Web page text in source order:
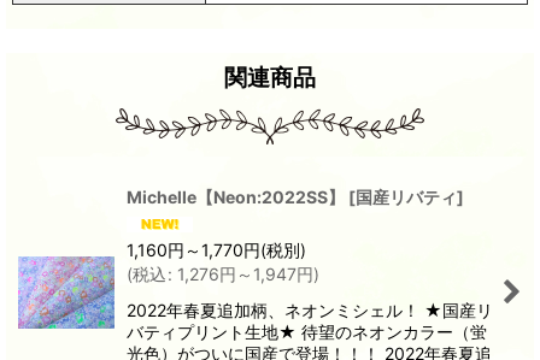
関連商品
Michelle【Neon:2022SS】 [国産リバティ]
1,160円 ～1,770円(税別)
(税込: 1,276円 ～1,947円)
2022年春夏追加柄、ネオンミシェル！ ★国産リ
バティプリント生地★ 待望のネオンカラー（蛍
光色）がついに国産で登場！！！ 2022年春夏追